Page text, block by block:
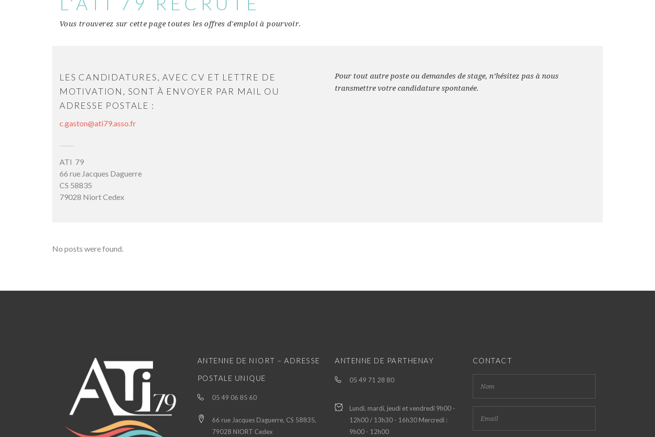
Vous trouverez sur cette page toutes les offres d'emploi à pourvoir.
LES CANDIDATURES, AVEC CV ET LETTRE DE
MOTIVATION, SONT À ENVOYER PAR MAIL OU
ADRESSE POSTALE :
c.gaston@ati79.asso.fr
ATI 79
66 rue Jacques Daguerre
CS 58835
79028 Niort Cedex
Pour tout autre poste ou demandes de stage, n’hésitez pas à nous
transmettre votre candidature spontanée.
No posts were found.
ANTENNE DE NIORT – ADRESSE
POSTALE UNIQUE
05 49 06 85 60
66 rue Jacques Daguerre, CS 58835,
79028 NIORT Cedex
ANTENNE DE PARTHENAY
05 49 71 28 80
Lundi, mardi, jeudi et vendredi 9h00 -
12h00 / 13h30 - 16h30 Mercredi :
9h00 - 12h00
CONTACT